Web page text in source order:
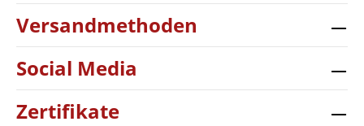
Versandmethoden
Social Media
Zertifikate